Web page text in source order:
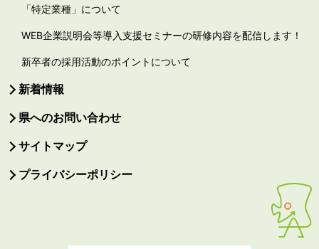
「特定業種」について
WEB企業説明会等導入支援セミナーの研修内容を配信します！
新卒者の採用活動のポイントについて
新着情報
県へのお問い合わせ
サイトマップ
プライバシーポリシー